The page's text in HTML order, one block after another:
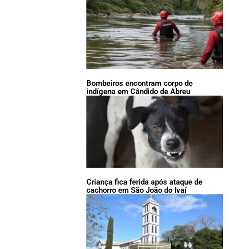
Bombeiros encontram corpo de
indígena em Cândido de Abreu
Criança fica ferida após ataque de
cachorro em São João do Ivaí